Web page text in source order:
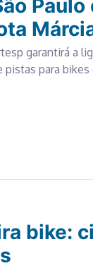
garantirá a
pistas para
bike: